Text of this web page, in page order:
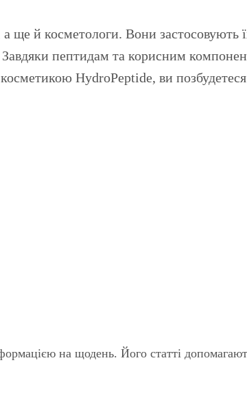
ще й косметологи. Вони застосовують
пептидам та корисним
HydroPeptide, ви
на щодень. Його статті